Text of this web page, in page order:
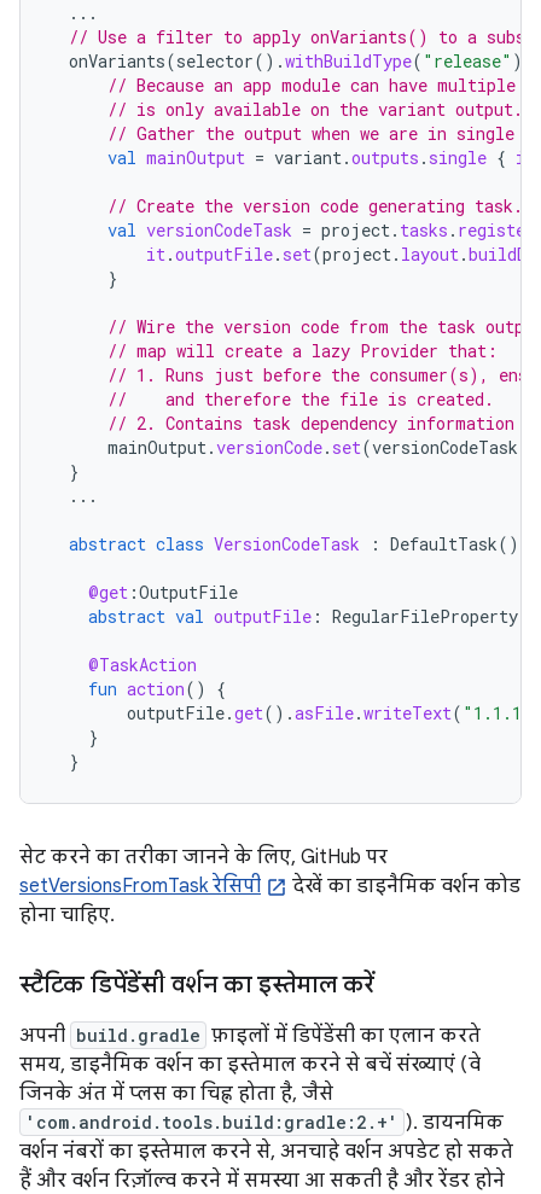
...
// Use a filter to apply onVariants() to a
onVariants(selector().withBuildType( "release" ))
// Because an app module can have multiple
// is only available on the variant output.
// Gather the output when we are in single
val mainOutput = variant.outputs . single { it
// Create the version code generating task.
val versionCodeTask = project. tasks . register
it.outputFile. set(project. layout.
}
// Wire the version code from the task
// map will create a lazy Provider that:
// 1. Runs just before the consumer(s),
//    and therefore the file is created.
// 2. Contains task dependency information
mainOutput.versionCode. set(versionCodeTask
}
...
abstract class VersionCodeTask : DefaultTask()
@get :OutputFile
abstract val outputFile : RegularFileProperty
@TaskAction
fun action()
{
outputFile.get().asFile.writeText( "1.1.1"
}
}
सेट करने का तरीका जानने के लिए, GitHub पर
setVersionsFromTask रेसिपी
देखें का डाइनैमिक वर्शन कोड
होना चाहिए.
स्टैटिक डिपेंडेंसी वर्शन का इस्तेमाल करें
अपनी build.gradle फ़ाइलों में डिपेंडेंसी का एलान करते
समय, डाइनैमिक वर्शन का इस्तेमाल करने से बचें संख्याएं (वे
जिनके अंत में प्लस का चिह्न होता है, जैसे
'com.android.tools.build:gradle:2.+' ). डायनमिक
वर्शन नंबरों का इस्तेमाल करने से, अनचाहे वर्शन अपडेट हो सकते
हैं और वर्शन रिज़ॉल्व करने में समस्या आ सकती है और रेंडर होने